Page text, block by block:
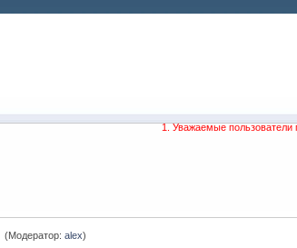
1. Уважаемые пользователи
(Модератор:alex)